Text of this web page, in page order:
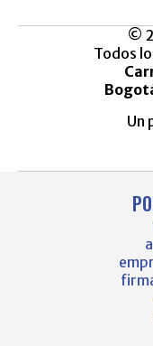
©
Todos
Un